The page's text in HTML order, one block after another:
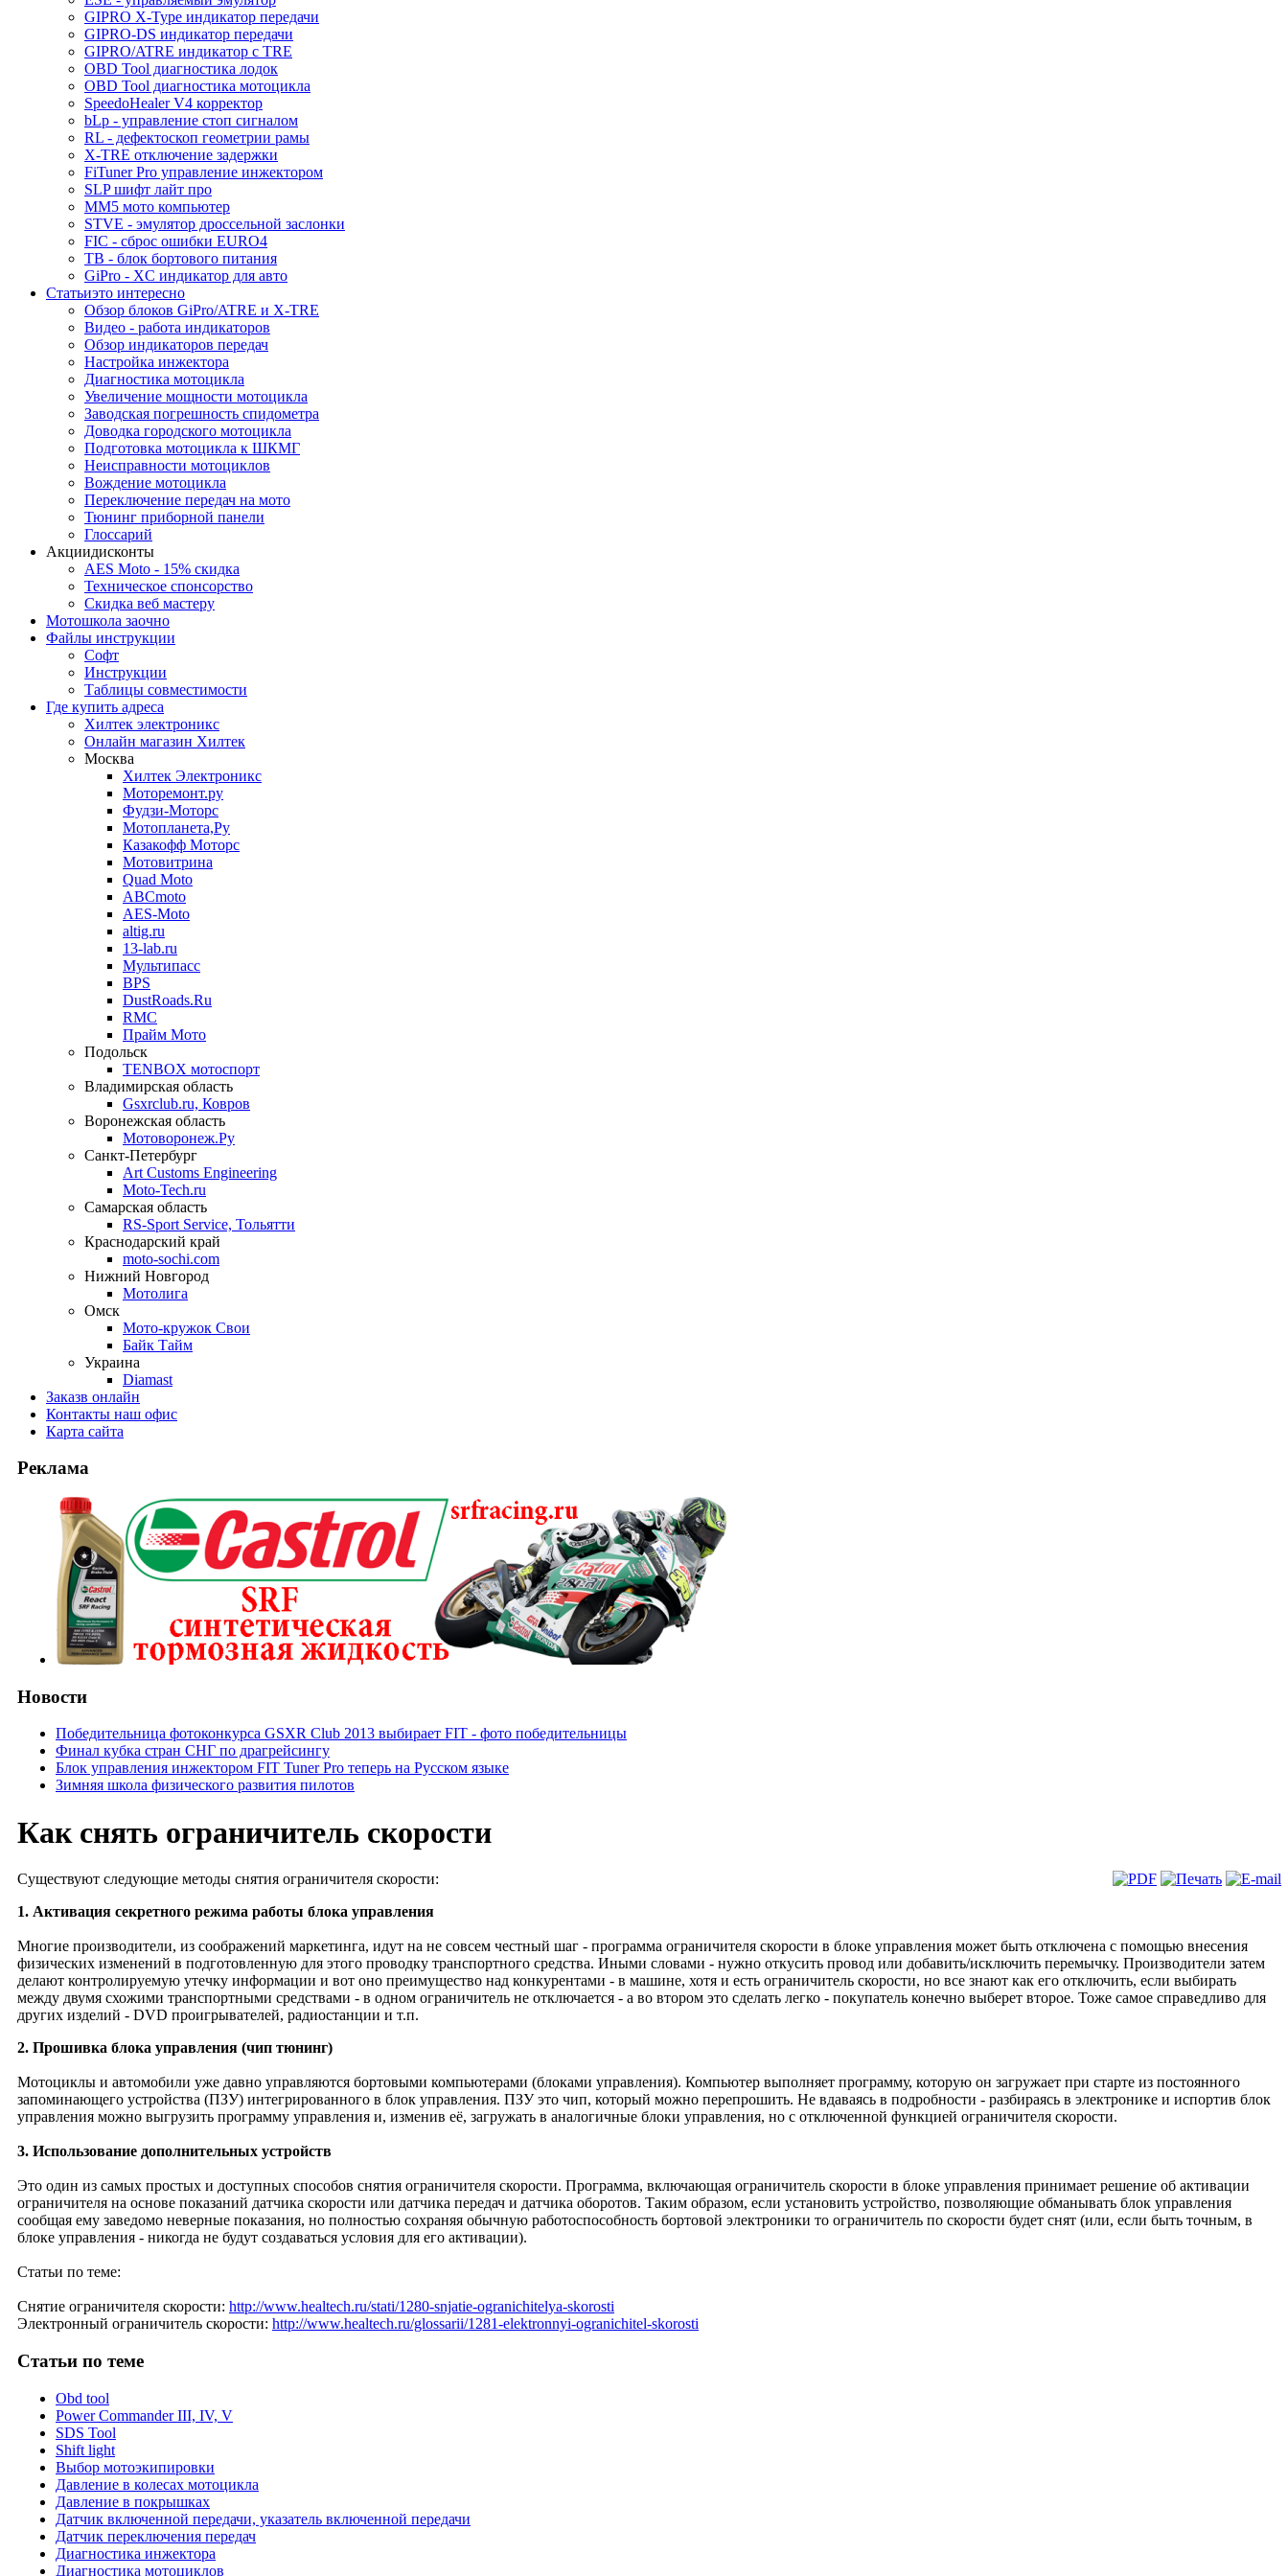
GIPRO X-Type индикатор передачи
GIPRO-DS индикатор передачи
GIPRO/ATRE индикатор с TRE
OBD Tool диагностика лодок
OBD Tool диагностика мотоцикла
SpeedoHealer V4 корректор
bLp - управление стоп сигналом
RL - дефектоскоп геометрии рамы
X-TRE отключение задержки
FiTuner Pro управление инжектором
SLP шифт лайт про
MM5 мото компьютер
STVE - эмулятор дроссельной заслонки
FIC - сброс ошибки EURO4
TB - блок бортового питания
GiPro - XC индикатор для авто
Статьиэто интересно
Обзор блоков GiPro/ATRE и X-TRE
Видео - работа индикаторов
Обзор индикаторов передач
Настройка инжектора
Диагноcтика мотоцикла
Увеличение мощности мотоцикла
Заводская погрешность спидометра
Доводка городского мотоцикла
Подготовка мотоцикла к ШКМГ
Неисправности мотоциклов
Вождение мотоцикла
Переключение передач на мото
Тюнинг приборной панели
Глоссарий
Акциидисконты
AES Moto - 15% скидка
Техническое спонсорство
Скидка веб мастеру
Мотошкола заочно
Файлы инструкции
Софт
Инструкции
Таблицы совместимости
Где купить адреса
Хилтек электроникс
Онлайн магазин Хилтек
Москва
Хилтек Электроникс
Моторемонт.ру
Фудзи-Моторс
Мотопланета,Ру
Казакофф Моторс
Мотовитрина
Quad Moto
ABCmoto
AES-Moto
altig.ru
13-lab.ru
Мультипасс
BPS
DustRoads.Ru
RMC
Прайм Мото
Подольск
TENBOX мотоспорт
Владимирская область
Gsxrclub.ru, Ковров
Воронежская область
Мотоворонеж.Ру
Санкт-Петербург
Art Customs Engineering
Moto-Tech.ru
Самарская область
RS-Sport Service, Тольятти
Краснодарский край
moto-sochi.com
Нижний Новгород
Мотолига
Омск
Мото-кружок Свои
Байк Тайм
Украина
Diamast
Заказв онлайн
Контакты наш офис
Карта сайта
Реклама
Новости
Победительница фотоконкурса GSXR Club 2013 выбирает FIT - фото победительницы
Финал кубка стран СНГ по драгрейсингу
Блок управления инжектором FIT Tuner Pro теперь на Русском языке
Зимняя школа физического развития пилотов
Как снять ограничитель скорости
Существуют следующие методы снятия ограничителя скорости:
1. Активация секретного режима работы блока управления
Многие производители, из соображений маркетинга, идут на не совсем честный шаг - программа ограничителя скорости в блоке управления может быть отключена с помощью внесения
физических изменений в подготовленную для этого проводку транспортного средства. Иными словами - нужно откусить провод или добавить/исключить перемычку. Производители затем
делают контролируемую утечку информации и вот оно преимущество над конкурентами - в машине, хотя и есть ограничитель скорости, но все знают как его отключить, если выбирать
между двумя схожими транспортными средствами - в одном ограничитель не отключается - а во втором это сделать легко - покупатель конечно выберет второе. Тоже самое справедливо для
других изделий - DVD проигрывателей, радиостанции и т.п.
2. Прошивка блока управления (чип тюнинг)
Мотоциклы и автомобили уже давно управляются бортовыми компьютерами (блоками управления). Компьютер выполняет программу, которую он загружает при старте из постоянного
запоминающего устройства (ПЗУ) интегрированного в блок управления. ПЗУ это чип, который можно перепрошить. Не вдаваясь в подробности - разбираясь в электронике и испортив блок
управления можно выгрузить программу управления и, изменив её, загружать в аналогичные блоки управления, но с отключенной функцией ограничителя скорости.
3. Использование дополнительных устройств
Это один из самых простых и доступных способов снятия ограничителя скорости. Программа, включающая ограничитель скорости в блоке управления принимает решение об активации
ограничителя на основе показаний датчика скорости или датчика передач и датчика оборотов. Таким образом, если установить устройство, позволяющие обманывать блок управления
сообщая ему заведомо неверные показания, но полностью сохраняя обычную работоспособность бортовой электроники то ограничитель по скорости будет снят (или, если быть точным, в
блоке управления - никогда не будут создаваться условия для его активации).
Статьи по теме:
Снятие ограничителя скорости: http://www.healtech.ru/stati/1280-snjatie-ogranichitelya-skorosti
Электронный ограничитель скорости: http://www.healtech.ru/glossarii/1281-elektronnyi-ogranichitel-skorosti
Статьи по теме
Obd tool
Power Commander III, IV, V
SDS Tool
Shift light
Выбор мотоэкипировки
Давление в колесах мотоцикла
Давление в покрышках
Датчик включенной передачи, указатель включенной передачи
Датчик переключения передач
Диагностика инжектора
Диагностика мотоциклов